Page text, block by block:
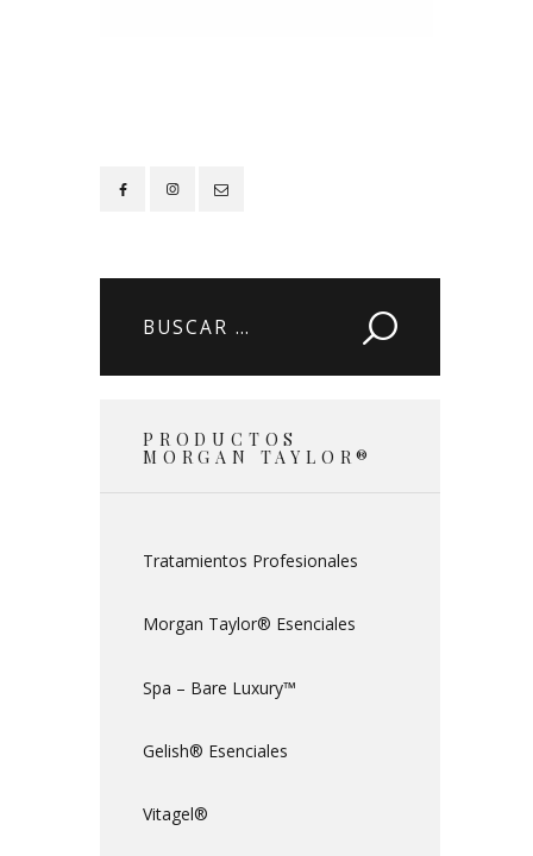
Buscar:
PRODUCTOS
MORGAN TAYLOR®
Tratamientos Profesionales
Morgan Taylor® Esenciales
Spa – Bare Luxury™
Gelish® Esenciales
Vitagel®